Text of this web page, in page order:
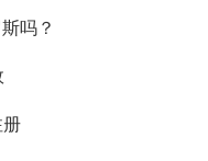
吗？
册